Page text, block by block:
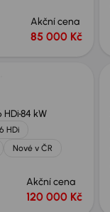
Akční cena
85 000 Kč
HDi84 kW
HDi
Nové v ČR
Akční cena
120 000 Kč